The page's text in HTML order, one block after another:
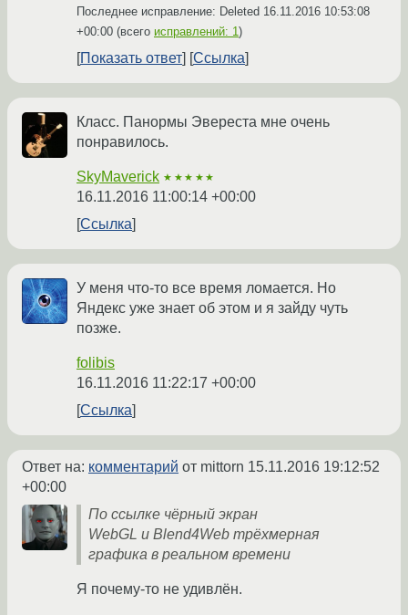
Последнее исправление: Deleted 16.11.2016 10:53:08
+00:00 (всего исправлений: 1)
Показать ответ Ссылка
Класс. Панормы Эвереста мне очень
понравилось.
SkyMaverick ★★★★★
16.11.2016 11:00:14 +00:00
Ссылка
У меня что-то все время ломается. Но
Яндекс уже знает об этом и я зайду чуть
позже.
folibis
16.11.2016 11:22:17 +00:00
Ссылка
Ответ на: комментарий от mittorn 15.11.2016 19:12:52
+00:00
По ссылке чёрный экран
WebGL и Blend4Web трёхмерная
графика в реальном времени
Я почему-то не удивлён.